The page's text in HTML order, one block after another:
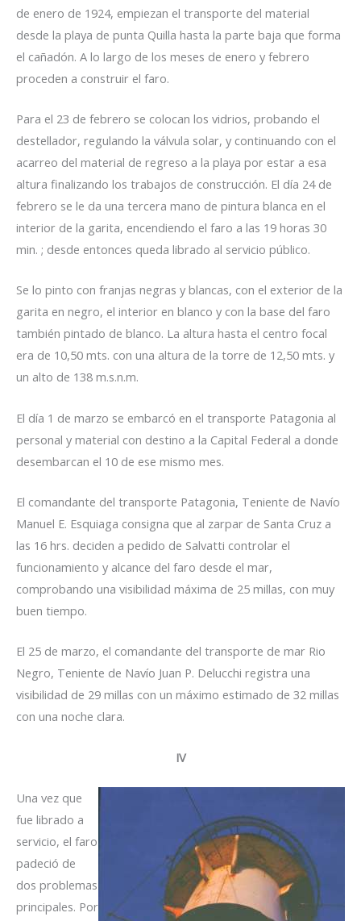
de enero de 1924, empiezan el transporte del material
desde la playa de punta Quilla hasta la parte baja que forma
el cañadón. A lo largo de los meses de enero y febrero
proceden a construir el faro.
Para el 23 de febrero se colocan los vidrios, probando el
destellador, regulando la válvula solar, y continuando con el
acarreo del material de regreso a la playa por estar a esa
altura finalizando los trabajos de construcción. El día 24 de
febrero se le da una tercera mano de pintura blanca en el
interior de la garita, encendiendo el faro a las 19 horas 30
min. ; desde entonces queda librado al servicio público.
Se lo pinto con franjas negras y blancas, con el exterior de la
garita en negro, el interior en blanco y con la base del faro
también pintado de blanco. La altura hasta el centro focal
era de 10,50 mts. con una altura de la torre de 12,50 mts. y
un alto de 138 m.s.n.m.
El día 1 de marzo se embarcó en el transporte Patagonia al
personal y material con destino a la Capital Federal a donde
desembarcan el 10 de ese mismo mes.
El comandante del transporte Patagonia, Teniente de Navío
Manuel E. Esquiaga consigna que al zarpar de Santa Cruz a
las 16 hrs. deciden a pedido de Salvatti controlar el
funcionamiento y alcance del faro desde el mar,
comprobando una visibilidad máxima de 25 millas, con muy
buen tiempo.
El 25 de marzo, el comandante del transporte de mar Rio
Negro, Teniente de Navío Juan P. Delucchi registra una
visibilidad de 29 millas con un máximo estimado de 32 millas
con una noche clara.
IV
Una vez que
fue librado a
servicio, el faro
padeció de
dos problemas
principales. Por